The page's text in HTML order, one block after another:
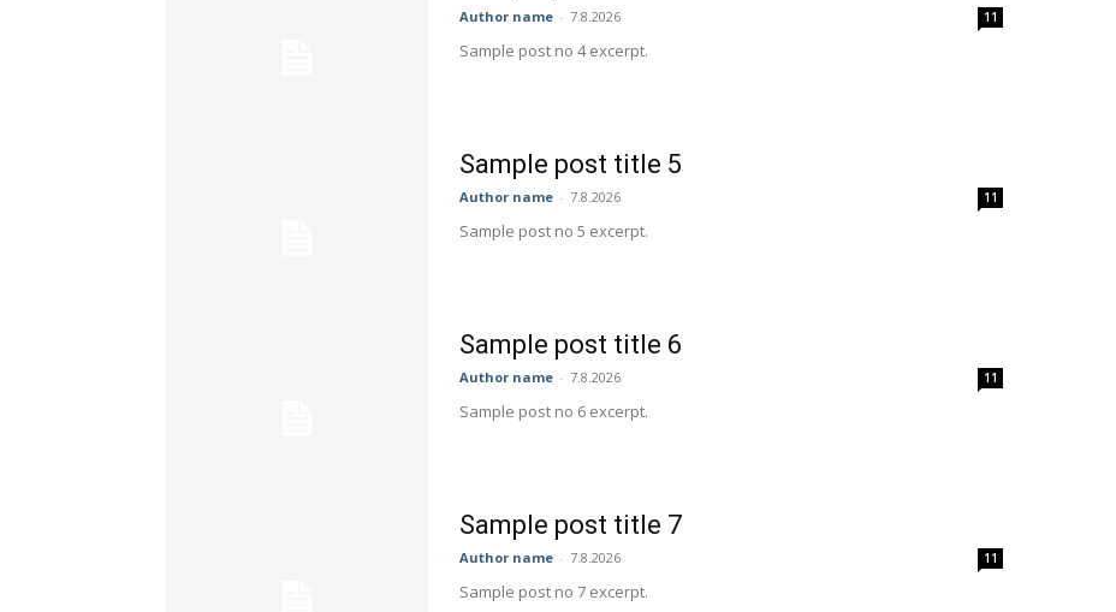
Author name - 7.8.2026 11
Sample post no 4 excerpt.
Sample post title 5
Author name - 7.8.2026 11
Sample post no 5 excerpt.
Sample post title 6
Author name - 7.8.2026 11
Sample post no 6 excerpt.
Sample post title 7
Author name - 7.8.2026 11
Sample post no 7 excerpt.